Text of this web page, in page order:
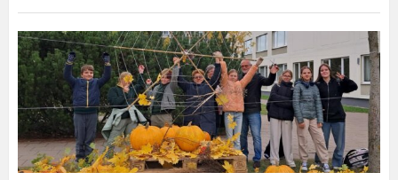
1
-
8
klasių
šviečiančių
moliūgų
paroda